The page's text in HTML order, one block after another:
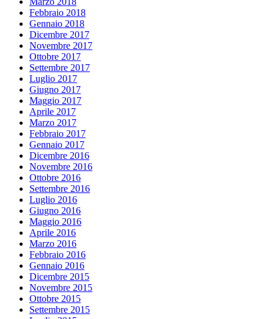
Febbraio 2018
Gennaio 2018
Dicembre 2017
Novembre 2017
Ottobre 2017
Settembre 2017
Luglio 2017
Giugno 2017
Maggio 2017
Aprile 2017
Marzo 2017
Febbraio 2017
Gennaio 2017
Dicembre 2016
Novembre 2016
Ottobre 2016
Settembre 2016
Luglio 2016
Giugno 2016
Maggio 2016
Aprile 2016
Marzo 2016
Febbraio 2016
Gennaio 2016
Dicembre 2015
Novembre 2015
Ottobre 2015
Settembre 2015